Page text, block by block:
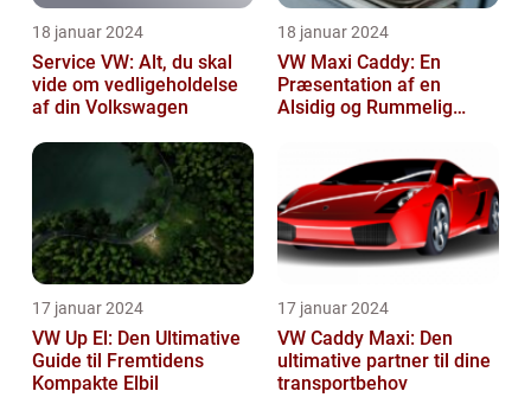
18 januar 2024
Service VW: Alt, du skal
vide om vedligeholdelse
af din Volkswagen
18 januar 2024
VW Maxi Caddy: En
Præsentation af en
Alsidig og Rummelig
17 januar 2024
VW Up El: Den Ultimative
Guide til Fremtidens
Kompakte Elbil
17 januar 2024
VW Caddy Maxi: Den
ultimative partner til dine
transportbehov